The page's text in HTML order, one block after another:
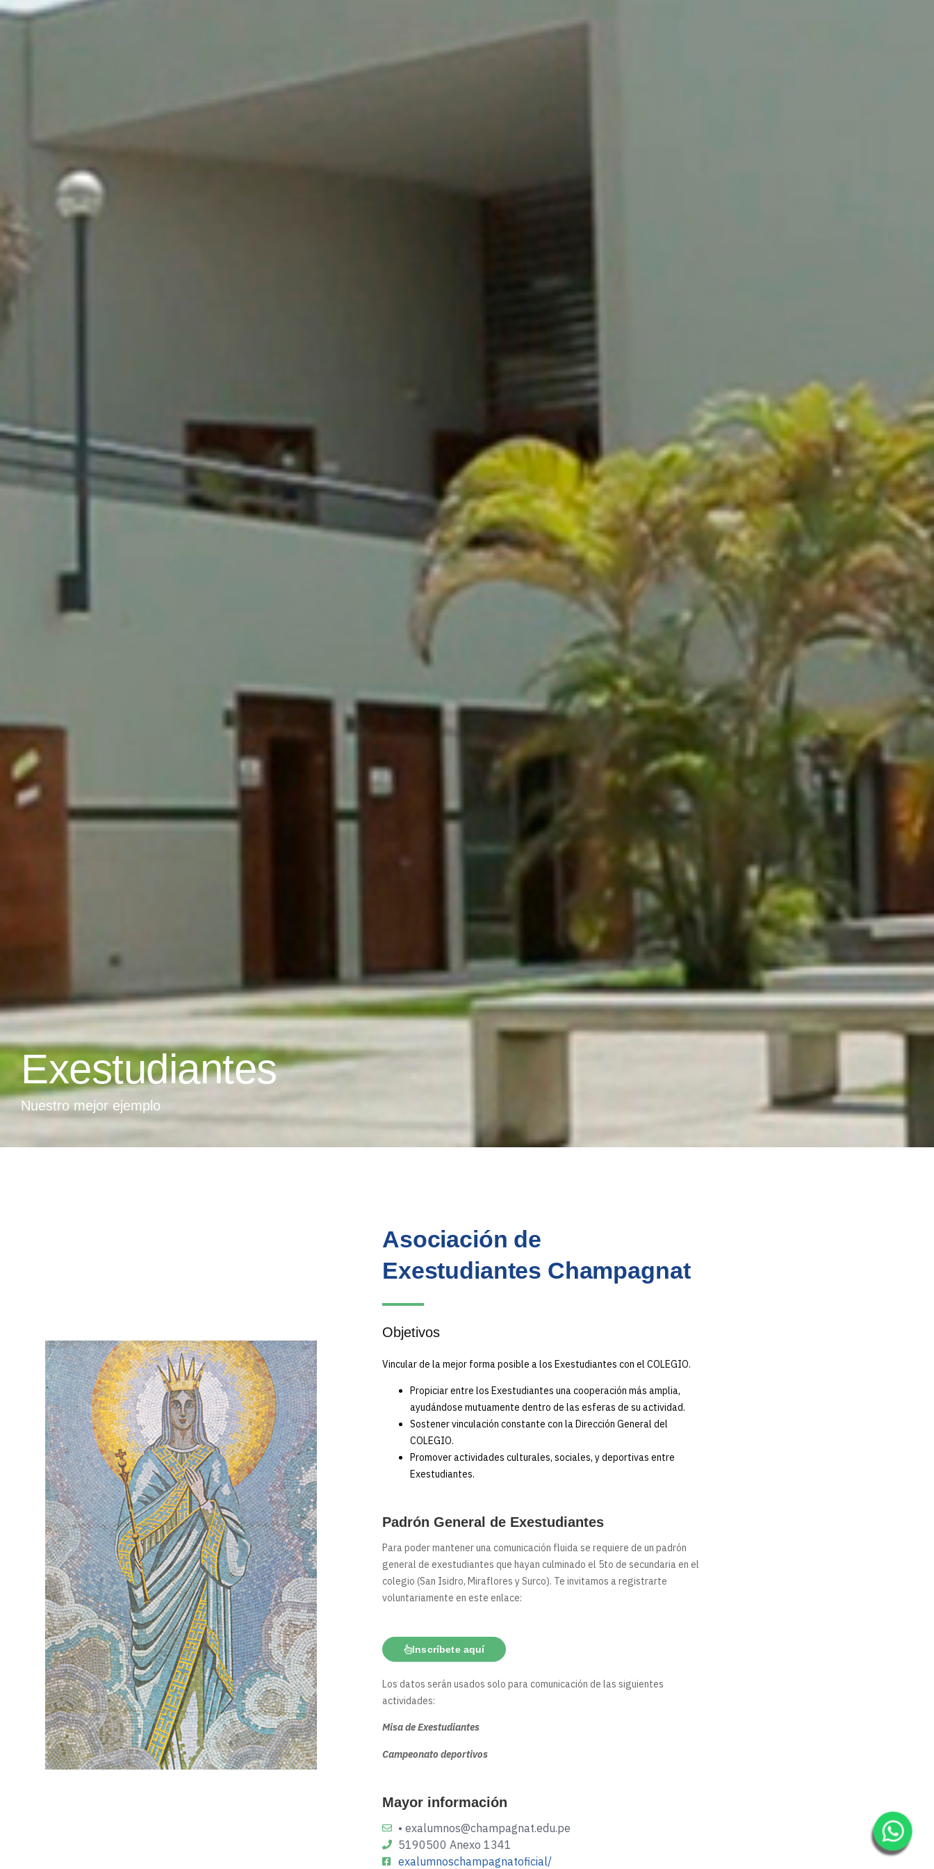
Exestudiantes
Nuestro mejor ejemplo
Asociación de
Exestudiantes Champagnat
Objetivos
Vincular de la mejor forma posible a los Exestudiantes con el COLEGIO.
Propiciar entre los Exestudiantes una cooperación más amplia,
ayudándose mutuamente dentro de las esferas de su actividad.
Sostener vinculación constante con la Dirección General del
COLEGIO.
Promover actividades culturales, sociales, y deportivas entre
Exestudiantes.
Padrón General de Exestudiantes
Para poder mantener una comunicación fluida se requiere de un padrón
general de exestudiantes que hayan culminado el 5to de secundaria en el
colegio (San Isidro, Miraflores y Surco). Te invitamos a registrarte
voluntariamente en este enlace:
Inscríbete aquí
Los datos serán usados solo para comunicación de las siguientes
actividades:
Misa de Exestudiantes
Campeonato deportivos
Mayor información
• exalumnos@champagnat.edu.pe
5190500 Anexo 1341
exalumnoschampagnatoficial/